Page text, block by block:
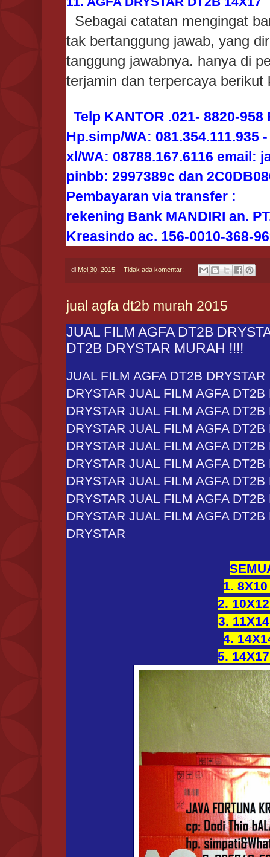
Sebagai catatan mengingat
tak bertanggung jawab, yang
tanggung jawabnya. hanya di
terjamin dan terpercaya
Telp KANTOR .021- 8820-958
Hp.simp/WA: 081.354.111.935
xl/WA: 08788.167.6116 email:
pinbb: 2997389c dan
Pembayaran via transfer :
rekening Bank MANDIRI an.
Kreasindo ac. 156-0010-368-
di Mei 30, 2015 Tidak ada komentar:
jual agfa dt2b murah 2015
JUAL FILM AGFA DT2B
DT2B DRYSTAR MURAH !!!!
JUAL FILM AGFA DT2B
DRYSTAR JUAL FILM AGFA
DRYSTAR JUAL FILM AGFA
DRYSTAR JUAL FILM AGFA
DRYSTAR JUAL FILM AGFA
DRYSTAR JUAL FILM AGFA
DRYSTAR JUAL FILM AGFA
DRYSTAR JUAL FILM AGFA
DRYSTAR JUAL FILM AGFA
DRYSTAR
1.
2.
3.
4.
5.